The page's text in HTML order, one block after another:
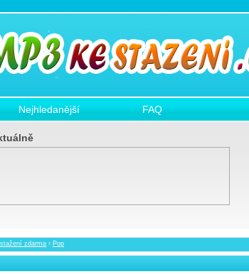
Nejhledanější FAQ
zdarma › Pop